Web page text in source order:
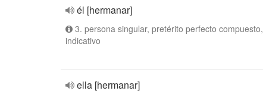
él [hermanar]
3. persona singular, pretérito perfecto compuesto,
indicativo
ella [hermanar]